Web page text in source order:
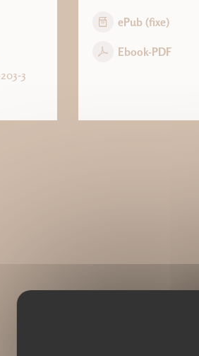
3
ePub (fixe)
Ebook-PDF